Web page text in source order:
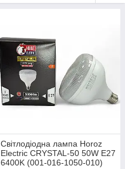
Світлодіодна лампа Horoz
Electric CRYSTAL-50 50W E27
6400K (001-016-1050-010)